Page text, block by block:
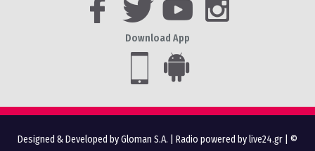
Download App
Designed & Developed by Gloman S.A. Radio powered by live24.gr | ©